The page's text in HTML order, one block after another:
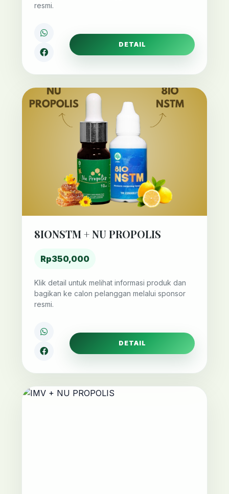
resmi.
DETAIL
8IONSTM + NU PROPOLIS
Rp350,000
Klik detail untuk melihat informasi produk dan
bagikan ke calon pelanggan melalui sponsor
resmi.
DETAIL